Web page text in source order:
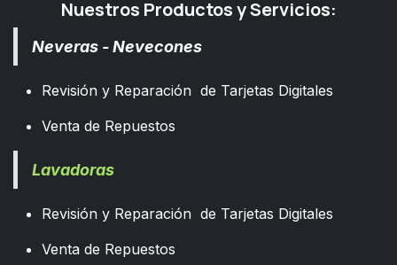
Nuestros Productos y Servicios:
Neveras - Nevecones
Revisión y Reparación de Tarjetas Digitales
Venta de Repuestos
Lavadoras
Revisión y Reparación de Tarjetas Digitales
Venta de Repuestos